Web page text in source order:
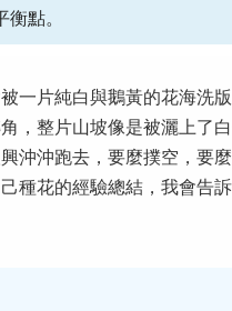
點。
一片純白與鵝黃的花海洗
，整片山坡像是被灑上了
沖沖跑去，要麼撲空，要
種花的經驗總結，我會告